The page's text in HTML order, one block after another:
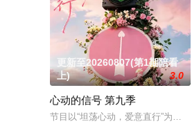
更新至20260807(第1期陪看
上)
3.0
心动的信号 第九季
节目以“坦荡心动，爱意直行”为核